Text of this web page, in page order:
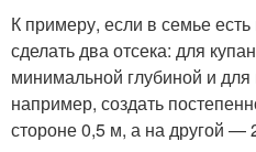
К примеру, если в семье
сделать два отсека: для
минимальной глубиной и
например, создать
стороне 0,5 м, а на другой —